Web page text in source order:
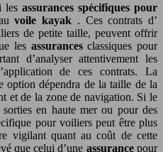
les assurances spécifiques pour
auvoile kayak . Ces contrats d’
de petite taille, peuvent offrir
les assurancesclassiques pour
d’analyser attentivement les
de ces contrats. La
option dépendra de la taille de la
et de la zone de navigation. Si le
en haute mer ou pour des
pour voiliers peut être plus
vigilant quant au coût de cette
que celui d’une assurancepour